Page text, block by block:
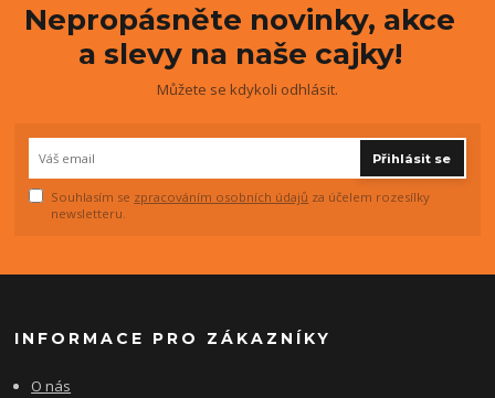
Nepropásněte novinky, akce
a slevy na naše cajky!
Můžete se kdykoli odhlásit.
Přihlásit se
Souhlasím se zpracováním osobních údajů za účelem rozesílky
newsletteru.
INFORMACE PRO ZÁKAZNÍKY
O nás